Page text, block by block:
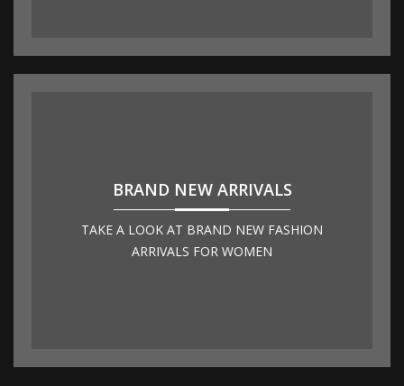
BRAND NEW ARRIVALS
TAKE A LOOK AT BRAND NEW FASHION
ARRIVALS FOR WOMEN